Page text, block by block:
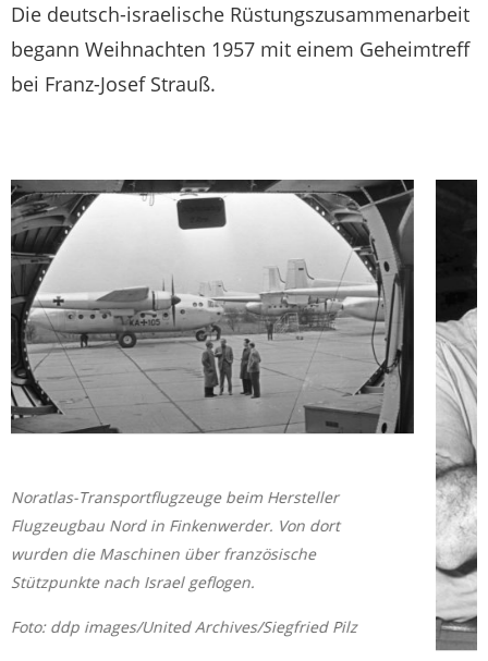
Die deutsch-israelische Rüstungszusammenarbeit
begann Weihnachten 1957 mit einem Geheimtreff
bei Franz-Josef Strauß.
Noratlas-Transportflugzeuge beim Hersteller
Flugzeugbau Nord in Finkenwerder. Von dort
wurden die Maschinen über französische
Stützpunkte nach Israel geflogen.
Foto: ddp images/United Archives/Siegfried Pilz